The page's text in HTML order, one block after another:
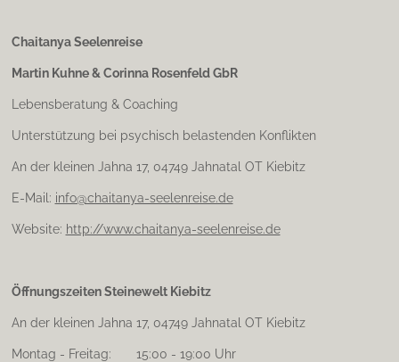
g
m
Chaitanya Seelenreise
Martin Kuhne & Corinna Rosenfeld GbR
Lebensberatung & Coaching
Unterstützung bei psychisch belastenden Konflikten
An der kleinen Jahna 17, 04749 Jahnatal OT Kiebitz
E-Mail: info@chaitanya-seelenreise.de
Website: http://www.chaitanya-seelenreise.de
Öffnungszeiten Steinewelt Kiebitz
An der kleinen Jahna 17, 04749 Jahnatal OT Kiebitz
Montag - Freitag: 15:00 - 19:00 Uhr